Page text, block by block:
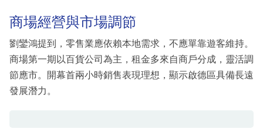
商場經營與市場調節
劉鑾鴻提到，零售業應依賴本地需求，不應單靠遊客維持。
商場第一期以百貨公司為主，租金多來自商戶分成，靈活調
節應市。開幕首兩小時銷售表現理想，顯示啟德區具備長遠
發展潛力。